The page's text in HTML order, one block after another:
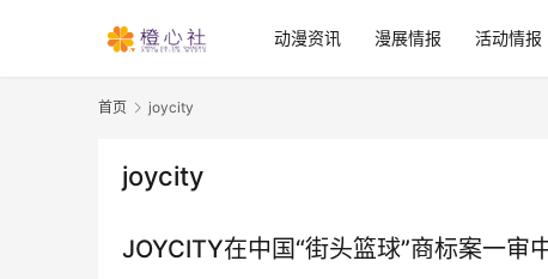
动漫资讯 漫展情报 活动情报
首页 joycity
joycity
JOYCITY在中国“街头篮球”商标案一审